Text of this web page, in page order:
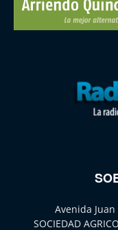
Avenida
SOCIEDAD